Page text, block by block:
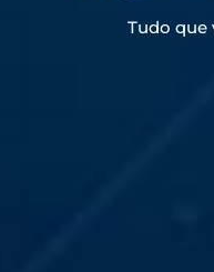
Tudo que